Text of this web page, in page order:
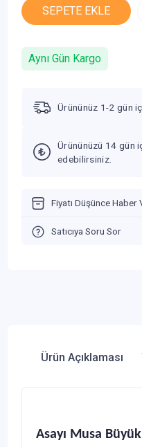
SEPETE EKLE
Aynı Gün Kargo
Ürününüz 1-2 gün
Ürününüzü 14 gün
edebilirsiniz.
Fiyatı Düşünce Haber
Satıcıya Soru Sor
Ürün Açıklaması
Asayı Musa